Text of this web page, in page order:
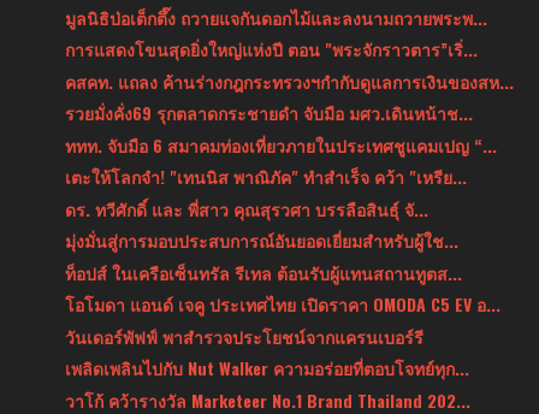
มูลนิธิป่อเต็กตึ๊ง ถวายแจกันดอกไม้และลงนามถวายพระพ...
การแสดงโขนสุดยิ่งใหญ่แห่งปี ตอน "พระจักราวตาร”เริ่...
คสคท. แถลง ค้านร่างกฎกระทรวงฯกำกับดูแลการเงินของสห...
รวยมั่งคั่ง69 รุกตลาดกระชายดำ จับมือ มศว.เดินหน้าช...
ททท. จับมือ 6 สมาคมท่องเที่ยวภายในประเทศชูแคมเปญ “...
เตะให้โลกจำ! "เทนนิส พาณิภัค" ทำสำเร็จ คว้า "เหรีย...
ดร. ทวีศักดิ์ และ พี่สาว คุณสุรวศา บรรลือสินธุ์ จั...
มุ่งมั่นสู่การมอบประสบการณ์อันยอดเยี่ยมสำหรับผู้ใช...
ท็อปส์ ในเครือเซ็นทรัล รีเทล ต้อนรับผู้แทนสถานทูตส...
โอโมดา แอนด์ เจคู ประเทศไทย เปิดราคา OMODA C5 EV อ...
วันเดอร์พัฟฟ์ พาสำรวจประโยชน์จากแครนเบอร์รี
เพลิดเพลินไปกับ Nut Walker ความอร่อยที่ตอบโจทย์ทุก...
วาโก้ คว้ารางวัล Marketeer No.1 Brand Thailand 202...